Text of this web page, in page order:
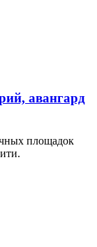
авангард
площадок